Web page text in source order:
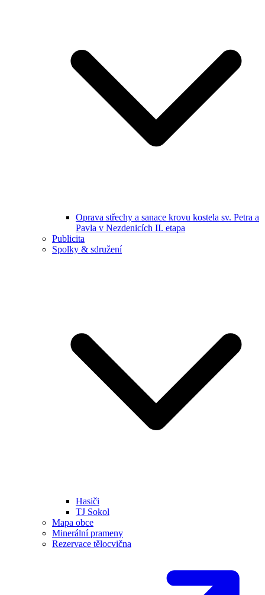
Oprava střechy a sanace krovu kostela sv. Petra a
Pavla v Nezdenicích II. etapa
Publicita
Spolky & sdružení
Hasiči
TJ Sokol
Mapa obce
Minerální prameny
Rezervace tělocvična